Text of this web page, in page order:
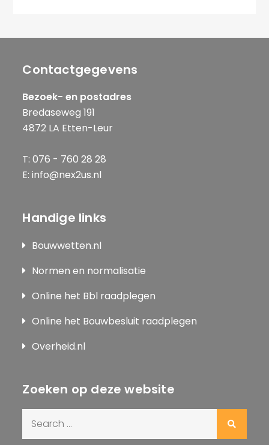
Contactgegevens
Bezoek- en postadres
Bredaseweg 191
4872 LA Etten-Leur
T: 076 - 760 28 28
E: info@nex2us.nl
Handige links
Bouwwetten.nl
Normen en normalisatie
Online het Bbl raadplegen
Online het Bouwbesluit raadplegen
Overheid.nl
Zoeken op deze website
for: